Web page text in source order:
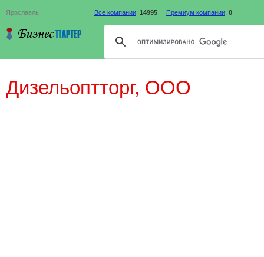
Ярославль Все компании: 14995 Премиум компании: 0
Дизельоптторг, ООО